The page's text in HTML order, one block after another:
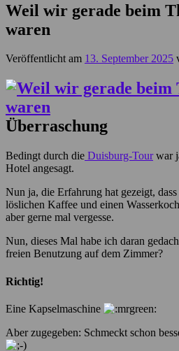
Weil wir gerade beim
waren
Veröffentlicht am 13. September 2025
Überraschung
Bedingt durch die Duisburg-Tourwar
Hotel angesagt.
Nun ja, die Erfahrung hat gezeigt,
löslichen Kaffee und einen
aber gerne mal vergesse.
Nun, dieses Mal habe ich daran
freien Benutzung auf dem Zimmer?
Richtig!
Eine Kapselmaschine
Aber zugegeben: Schmeckt schon